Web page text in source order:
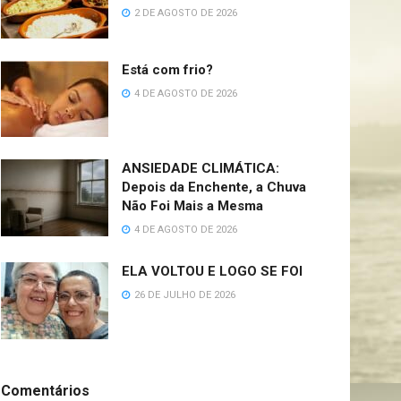
2 DE AGOSTO DE 2026
Está com frio?
4 DE AGOSTO DE 2026
ANSIEDADE CLIMÁTICA:
Depois da Enchente, a Chuva
Não Foi Mais a Mesma
4 DE AGOSTO DE 2026
ELA VOLTOU E LOGO SE FOI
26 DE JULHO DE 2026
Comentários